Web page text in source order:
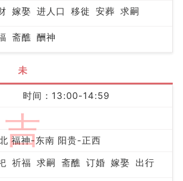
嫁娶 进人口 移徙 安葬 求嗣
斋醮 酬神
未
吉
时间：13:00-14:59
福神-东南 阳贵-正西
祈福 求嗣 斋醮 订婚 嫁娶 出行